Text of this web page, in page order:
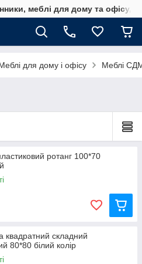
меблі для дому та офісу,
для дому і офісу Меблі
ротанг 100*70
квадратний складний
80*80 білий колір